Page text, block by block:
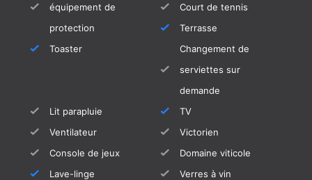
équipement de
protection
Court de tennis
Terrasse
Toaster
Changement de
serviettes sur
demande
Lit parapluie
TV
Ventilateur
Victorien
Console de jeux
Domaine viticole
Lave-linge
Verres à vin